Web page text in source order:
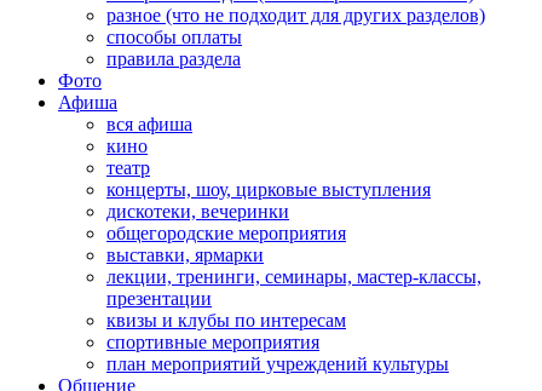
разное (что не подходит для других разделов)
способы оплаты
правила раздела
Фото
Афиша
вся афиша
кино
театр
концерты, шоу, цирковые выступления
дискотеки, вечеринки
общегородские мероприятия
выставки, ярмарки
лекции, тренинги, семинары, мастер-классы,
презентации
квизы и клубы по интересам
спортивные мероприятия
план мероприятий учреждений культуры
Общение